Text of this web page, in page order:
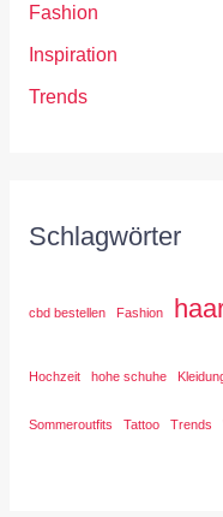
Fashion
Inspiration
Trends
Schlagwörter
cbd bestellen Fashion
Hochzeit hohe schuhe
Sommeroutfits Tattoo Trends